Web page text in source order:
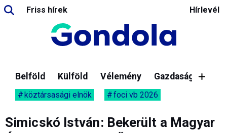
Friss hírek Hírlevél
Belföld Külföld Vélemény Gazdaság
köztársasági elnök foci vb 2026
Simicskó István: Bekerült a Magyar